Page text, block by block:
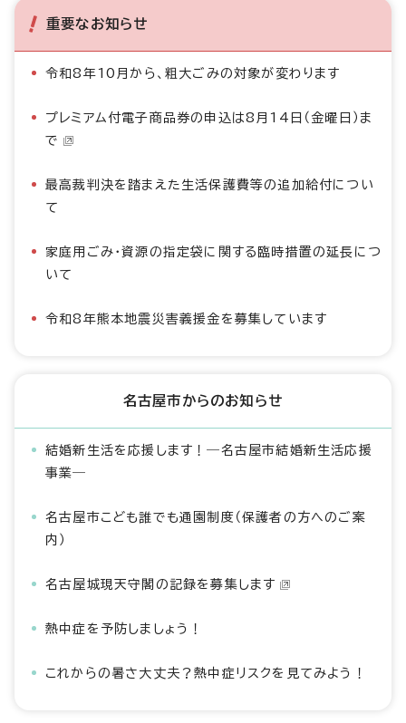
重要なお知らせ
令和8年10月から、粗大ごみの対象が変わります
プレミアム付電子商品券の申込は8月14日（金曜日）ま
で
最高裁判決を踏まえた生活保護費等の追加給付につい
て
家庭用ごみ・資源の指定袋に関する臨時措置の延長につ
いて
令和8年熊本地震災害義援金を募集しています
名古屋市からのお知らせ
結婚新生活を応援します！―名古屋市結婚新生活応援
事業―
名古屋市こども誰でも通園制度（保護者の方へのご案
内）
名古屋城現天守閣の記録を募集します
熱中症を予防しましょう！
これからの暑さ大丈夫？熱中症リスクを見てみよう！